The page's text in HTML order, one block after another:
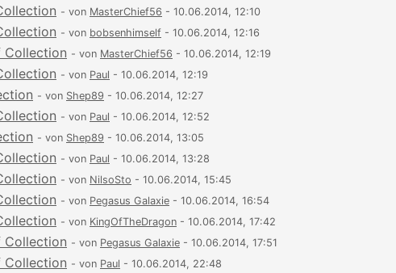
- von MasterChief56 - 10.06.2014, 12:10
- von bobsenhimself - 10.06.2014, 12:16
Collection - von MasterChief56 - 10.06.2014, 12:19
- von Paul - 10.06.2014, 12:19
- von Shep89 - 10.06.2014, 12:27
- von Paul - 10.06.2014, 12:52
- von Shep89 - 10.06.2014, 13:05
- von Paul - 10.06.2014, 13:28
- von NilsoSto - 10.06.2014, 15:45
- von Pegasus Galaxie - 10.06.2014, 16:54
- von KingOfTheDragon - 10.06.2014, 17:42
Collection - von Pegasus Galaxie - 10.06.2014, 17:51
Collection - von Paul - 10.06.2014, 22:48